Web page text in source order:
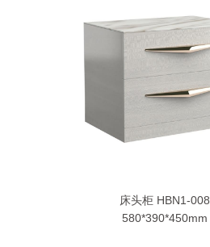
床头柜 HBN1-008
580*390*450mm